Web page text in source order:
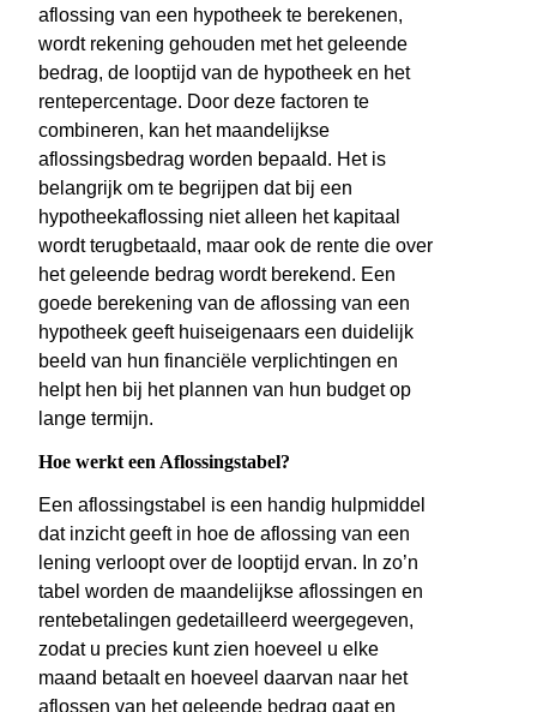
aflossing van een hypotheek te berekenen,
wordt rekening gehouden met het geleende
bedrag, de looptijd van de hypotheek en het
rentepercentage. Door deze factoren te
combineren, kan het maandelijkse
aflossingsbedrag worden bepaald. Het is
belangrijk om te begrijpen dat bij een
hypotheekaflossing niet alleen het kapitaal
wordt terugbetaald, maar ook de rente die over
het geleende bedrag wordt berekend. Een
goede berekening van de aflossing van een
hypotheek geeft huiseigenaars een duidelijk
beeld van hun financiële verplichtingen en
helpt hen bij het plannen van hun budget op
lange termijn.
Hoe werkt een Aflossingstabel?
Een aflossingstabel is een handig hulpmiddel
dat inzicht geeft in hoe de aflossing van een
lening verloopt over de looptijd ervan. In zo’n
tabel worden de maandelijkse aflossingen en
rentebetalingen gedetailleerd weergegeven,
zodat u precies kunt zien hoeveel u elke
maand betaalt en hoeveel daarvan naar het
aflossen van het geleende bedrag gaat en